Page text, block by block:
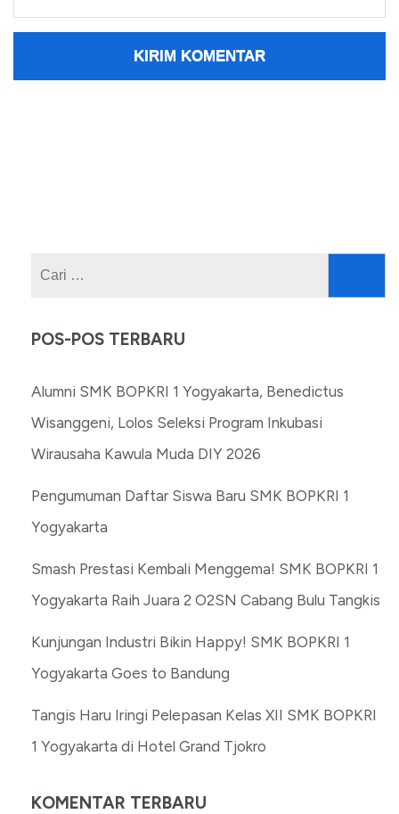
POS-POS TERBARU
Alumni SMK BOPKRI 1 Yogyakarta, Benedictus
Wisanggeni, Lolos Seleksi Program Inkubasi
Wirausaha Kawula Muda DIY 2026
Pengumuman Daftar Siswa Baru SMK BOPKRI 1
Yogyakarta
Smash Prestasi Kembali Menggema! SMK BOPKRI 1
Yogyakarta Raih Juara 2 O2SN Cabang Bulu Tangkis
Kunjungan Industri Bikin Happy! SMK BOPKRI 1
Yogyakarta Goes to Bandung
Tangis Haru Iringi Pelepasan Kelas XII SMK BOPKRI
1 Yogyakarta di Hotel Grand Tjokro
KOMENTAR TERBARU